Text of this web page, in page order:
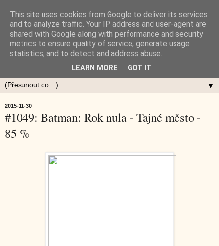
▼
2015-11-30
#1049: Batman: Rok nula - Tajné město -
85 %
This site uses cookies from Google to deliver its services
and to analyze traffic. Your IP address and user-agent are
shared with Google along with performance and security
metrics to ensure quality of service, generate usage
statistics, and to detect and address abuse.
LEARN MORE GOT IT